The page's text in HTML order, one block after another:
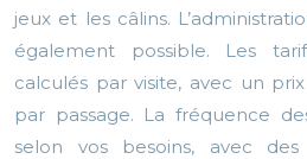
jeux et les câlins.
également possible. Les
calculés par visite, avec un
par passage. La fréquence
selon vos besoins, avec des